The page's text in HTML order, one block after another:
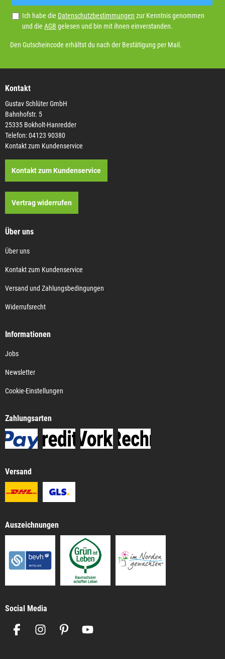
Ich habe die Datenschutzbestimmungen zur Kenntnis genommen
und die AGB gelesen und bin mit ihnen einverstanden.
Den Gutscheincode erhältst du nach der Bestätigung per Mail.
Kontakt
Gustav Schlüter GmbH
Bahnhofstr. 5
25335 Bokholt-Hanredder
Telefon: 04123 90380
Kontakt zum Kundenservice
Kontakt zum Kundenservice
Vertrag widerrufen
Über uns
Über uns
Kontakt zum Kundenservice
Versand und Zahlungsbedingungen
Widerrufsrecht
Informationen
Jobs
Newsletter
Cookie-Einstellungen
Zahlungsarten
Versand
Auszeichnungen
Social Media